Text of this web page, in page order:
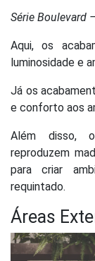
Série Boulevard
Aqui, os
luminosidade e
Já os
e conforto aos
Além disso,
reproduzem
para criar
requintado.
Áreas